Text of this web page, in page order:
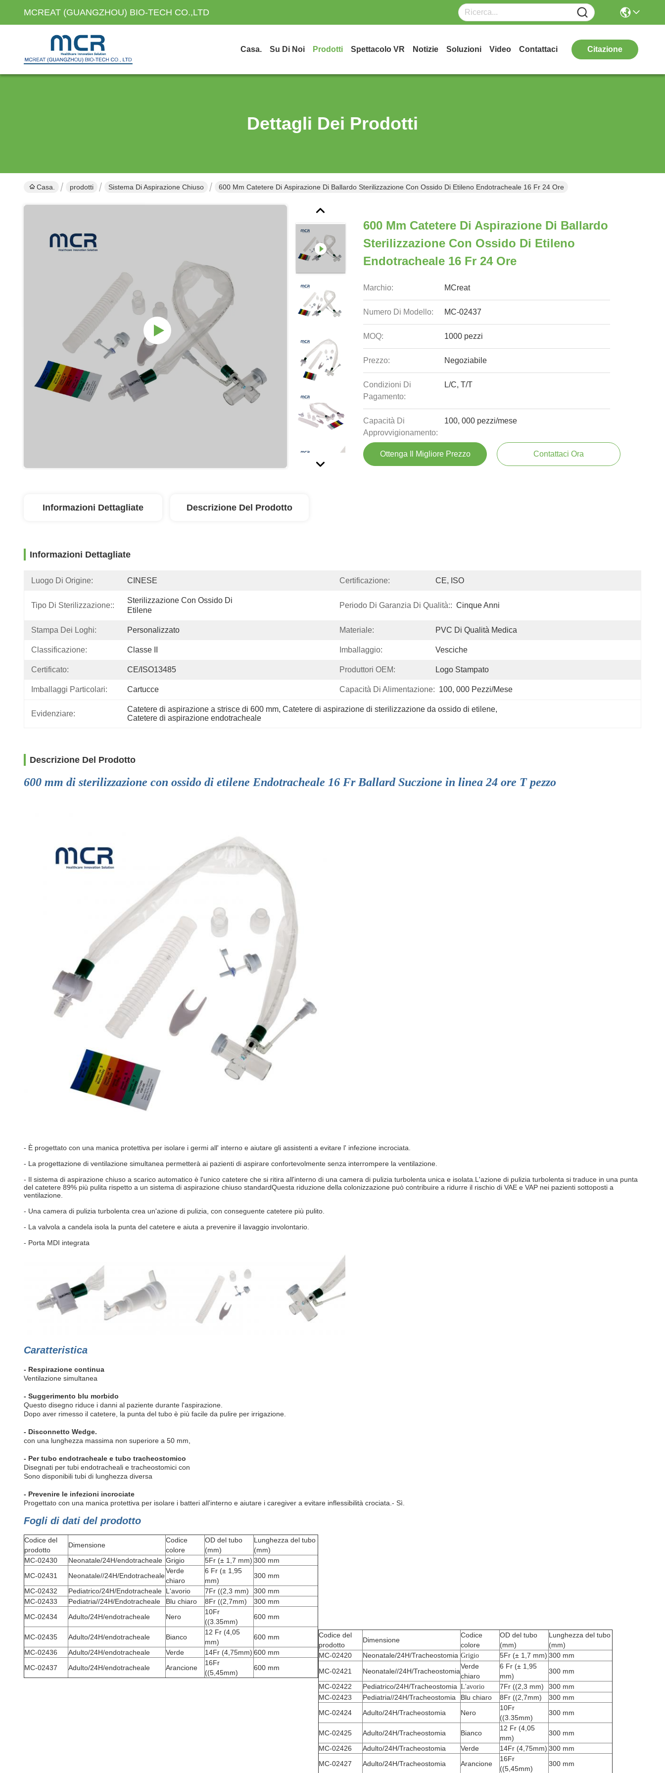
MCREAT (GUANGZHOU) BIO-TECH CO.,LTD
Casa. Su Di Noi Prodotti Spettacolo VR Notizie Soluzioni Video Contattaci Citazione
Dettagli Dei Prodotti
Casa. prodotti Sistema Di Aspirazione Chiuso 600 Mm Catetere Di Aspirazione Di Ballardo Sterilizzazione Con Ossido Di Etileno Endotracheale 16 Fr 24 Ore
600 Mm Catetere Di Aspirazione Di Ballardo
Sterilizzazione Con Ossido Di Etileno
Endotracheale 16 Fr 24 Ore
Marchio: MCreat
Numero Di Modello: MC-02437
MOQ: 1000 pezzi
Prezzo: Negoziabile
Condizioni Di
Pagamento:
L/C, T/T
Capacità Di
Approvvigionamento:
100, 000 pezzi/mese
Ottenga Il Migliore Prezzo Contattaci Ora
Informazioni Dettagliate Descrizione Del Prodotto
Informazioni Dettagliate
Luogo Di Origine: CINESE Certificazione: CE, ISO
Tipo Di Sterilizzazione::
Sterilizzazione Con Ossido Di
Etilene
Periodo Di Garanzia Di Qualità:: Cinque Anni
Stampa Dei Loghi: Personalizzato Materiale: PVC Di Qualità Medica
Classificazione: Classe II Imballaggio: Vesciche
Certificato: CE/ISO13485 Produttori OEM: Logo Stampato
Imballaggi Particolari: Cartucce Capacità Di Alimentazione: 100, 000 Pezzi/mese
Evidenziare:
Catetere di aspirazione a strisce di 600 mm, Catetere di aspirazione di sterilizzazione da ossido di etilene,
Catetere di aspirazione endotracheale
Descrizione Del Prodotto
600 mm di sterilizzazione con ossido di etilene Endotracheale 16 Fr Ballard Suczione in linea 24 ore T pezzo
- È progettato con una manica protettiva per isolare i germi all' interno e aiutare gli assistenti a evitare l' infezione incrociata.
- La progettazione di ventilazione simultanea permetterà ai pazienti di aspirare confortevolmente senza interrompere la ventilazione.
- Il sistema di aspirazione chiuso a scarico automatico è l'unico catetere che si ritira all'interno di una camera di pulizia turbolenta unica e isolata.L'azione di pulizia turbolenta si traduce in una punta
del catetere 89% più pulita rispetto a un sistema di aspirazione chiuso standardQuesta riduzione della colonizzazione può contribuire a ridurre il rischio di VAE e VAP nei pazienti sottoposti a
ventilazione.
- Una camera di pulizia turbolenta crea un'azione di pulizia, con conseguente catetere più pulito.
- La valvola a candela isola la punta del catetere e aiuta a prevenire il lavaggio involontario.
- Porta MDI integrata
Caratteristica
- Respirazione continua
Ventilazione simultanea
- Suggerimento blu morbido
Questo disegno riduce i danni al paziente durante l'aspirazione.
Dopo aver rimesso il catetere, la punta del tubo è più facile da pulire per irrigazione.
- Disconnetto Wedge.
con una lunghezza massima non superiore a 50 mm,
- Per tubo endotracheale e tubo tracheostomico
Disegnati per tubi endotracheali e tracheostomici con
Sono disponibili tubi di lunghezza diversa
- Prevenire le infezioni incrociate
Progettato con una manica protettiva per isolare i batteri all'interno e aiutare i caregiver a evitare inflessibilità crociata. - Sì.
Fogli di dati del prodotto
Codice del
prodotto
Dimensione
Codice
colore
OD del tubo
(mm)
Lunghezza del tubo
(mm)
MC-02430
Neonatale/24H/endotracheale Grigio 5Fr (± 1,7 mm) 300 mm
MC-02431
Neonatale//24H/Endotracheale
Verde
chiaro
6 Fr (± 1,95
mm)
300 mm
MC-02432
Pediatrico/24H/Endotracheale L'avorio 7Fr ((2,3 mm)
300 mm
MC-02433
Pediatria//24H/Endotracheale Blu chiaro 8Fr ((2,7mm)
300 mm
MC-02434
Adulto/24H/endotracheale Nero
10Fr
((3.35mm)
600 mm
MC-02435 Adulto/24H/endotracheale Bianco
12 Fr (4,05
mm)
600 mm
MC-02436
Adulto/24H/endotracheale Verde 14Fr (4,75mm) 600 mm
MC-02437
Adulto/24H/endotracheale Arancione
16Fr
((5,45mm)
600 mm
Codice del
prodotto
Dimensione
Codice
colore
OD del tubo
(mm)
Lunghezza del tubo
(mm)
MC-02420
Neonatale/24H/Tracheostomia Grigio 5Fr (± 1,7 mm) 300 mm
MC-02421
Neonatale//24H/Tracheostomia
Verde
chiaro
6 Fr (± 1,95
mm)
300 mm
MC-02422
Pediatrico/24H/Tracheostomia L'avorio 7Fr ((2,3 mm)
300 mm
MC-02423
Pediatria//24H/Tracheostomia Blu chiaro 8Fr ((2,7mm)
300 mm
MC-02424
Adulto/24H/Tracheostomia Nero
10Fr
((3.35mm)
300 mm
MC-02425 Adulto/24H/Tracheostomia Bianco
12 Fr (4,05
mm)
300 mm
MC-02426
Adulto/24H/Tracheostomia Verde 14Fr (4,75mm) 300 mm
MC-02427
Adulto/24H/Tracheostomia Arancione
16Fr
((5,45mm)
300 mm